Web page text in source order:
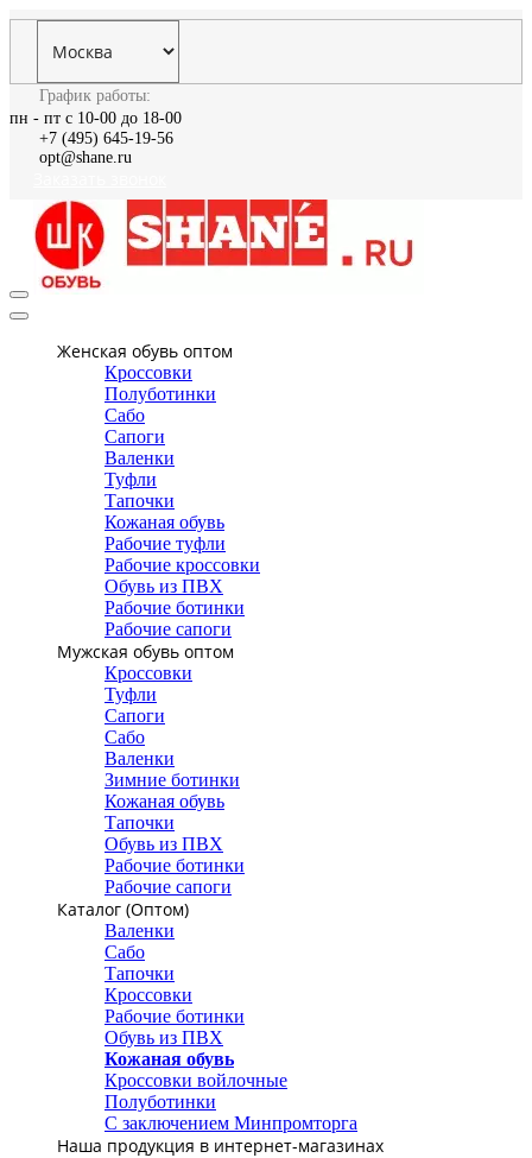
График работы:
пн - пт с 10-00 до 18-00
+7 (495) 645-19-56
opt@shane.ru
Женская обувь оптом
Кроссовки
Полуботинки
Сабо
Сапоги
Валенки
Туфли
Тапочки
Кожаная обувь
Рабочие туфли
Рабочие кроссовки
Обувь из ПВХ
Рабочие ботинки
Рабочие сапоги
Мужская обувь оптом
Кроссовки
Туфли
Сапоги
Сабо
Валенки
Зимние ботинки
Кожаная обувь
Тапочки
Обувь из ПВХ
Рабочие ботинки
Рабочие сапоги
Каталог (Оптом)
Валенки
Сабо
Тапочки
Кроссовки
Рабочие ботинки
Обувь из ПВХ
Кожаная обувь
Кроссовки войлочные
Полуботинки
С заключением Минпромторга
Наша продукция в интернет-магазинах